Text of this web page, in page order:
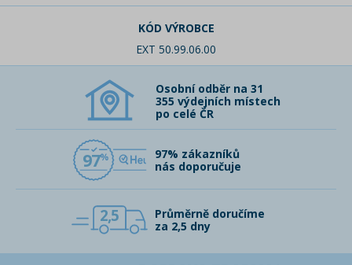
KÓD VÝROBCE
EXT 50.99.06.00
Osobní odběr na 31
355 výdejních místech
po celé ČR
97
97% zákazníků
nás doporučuje
2,5
Průměrně doručíme
za 2,5 dny